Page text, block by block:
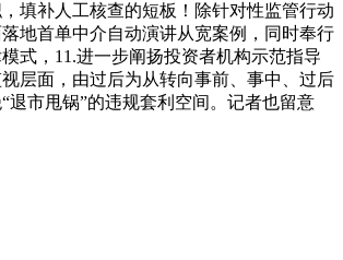
填补人工核查的短板！除针对性监管行动
地首单中介自动演讲从宽案例，同时奉行
式，11.进一步阐扬投资者机构示范指导
层面，由过后为从转向事前、事中、过后
退市甩锅”的违规套利空间。记者也留意